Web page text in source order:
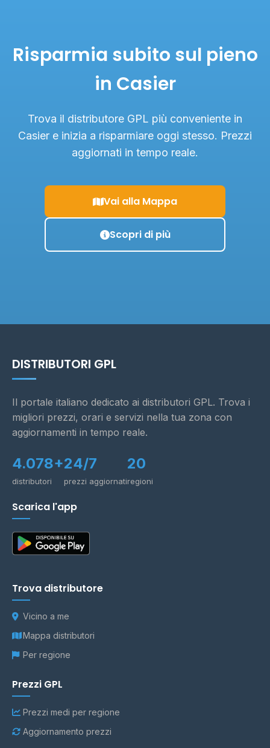
Risparmia subito sul pieno
in Casier
Trova il distributore GPL più conveniente in
Casier e inizia a risparmiare oggi stesso. Prezzi
aggiornati in tempo reale.
Vai alla Mappa
Scopri di più
DISTRIBUTORI GPL
Il portale italiano dedicato ai distributori GPL. Trova i
migliori prezzi, orari e servizi nella tua zona con
aggiornamenti in tempo reale.
4.078+
distributori
24/7
prezzi aggiornati
20
regioni
Scarica l'app
Trova distributore
Vicino a me
Mappa distributori
Per regione
Prezzi GPL
Prezzi medi per regione
Aggiornamento prezzi